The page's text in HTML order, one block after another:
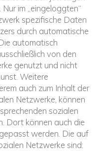
im „eingeloggten“
spezifische Daten
durch automatische
automatisch
von den
genutzt und nicht
Weitere
auch zum Inhalt der
Netzwerke, können
sozialen
Dort können auch die
werden. Die auf
Netzwerke sind: